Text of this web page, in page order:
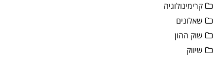
קרימינולוגיה
שאלונים
שוק ההון
שיווק